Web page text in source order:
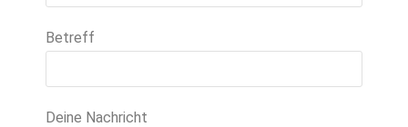
Betreff
Deine Nachricht